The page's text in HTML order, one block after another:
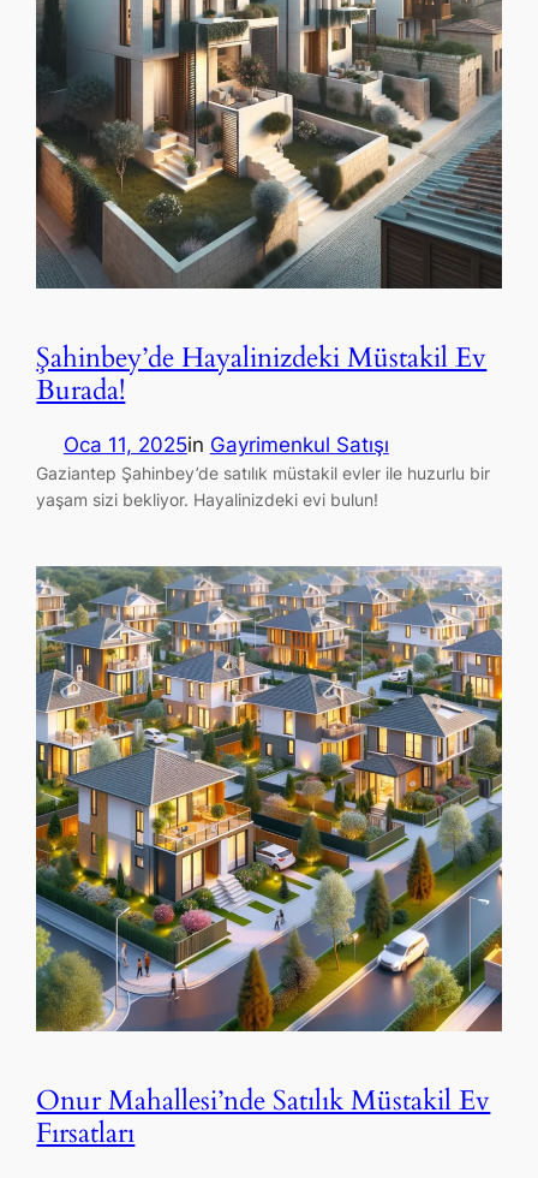
Şahinbey’de Hayalinizdeki Müstakil Ev
Burada!
Oca 11, 2025in Gayrimenkul Satışı
Gaziantep Şahinbey’de satılık müstakil evler ile huzurlu bir
yaşam sizi bekliyor. Hayalinizdeki evi bulun!
Onur Mahallesi’nde Satılık Müstakil Ev
Fırsatları